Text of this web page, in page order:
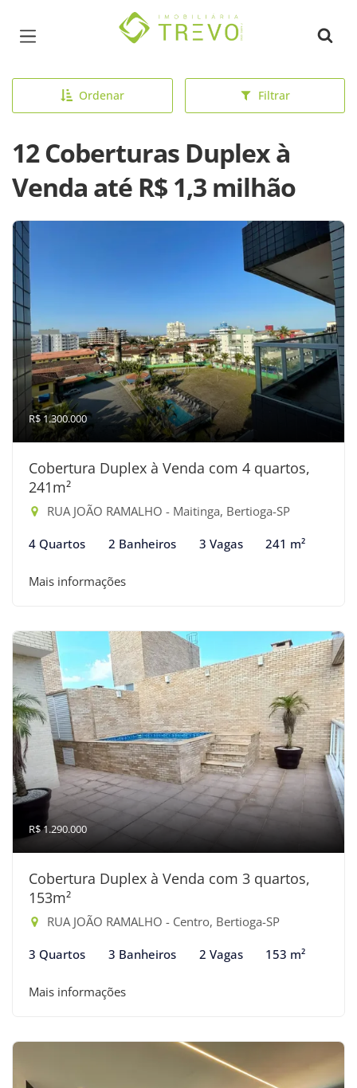
Página inicial
Ordenar Filtrar
12 Coberturas Duplex à
Venda até R$ 1,3 milhão
R$ 1.300.000
Cobertura Duplex à Venda com 4 quartos,
241m²
RUA JOÃO RAMALHO - Maitinga, Bertioga-SP
4 Quartos 2 Banheiros 3 Vagas 241 m²
Mais informações
R$ 1.290.000
Cobertura Duplex à Venda com 3 quartos,
153m²
RUA JOÃO RAMALHO - Centro, Bertioga-SP
3 Quartos 3 Banheiros 2 Vagas 153 m²
Mais informações